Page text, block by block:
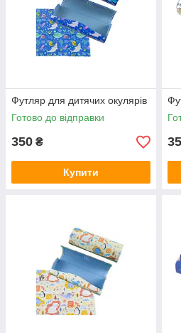
Футляр для дитячих окулярів
Готово до відправки
350 ₴
Купити